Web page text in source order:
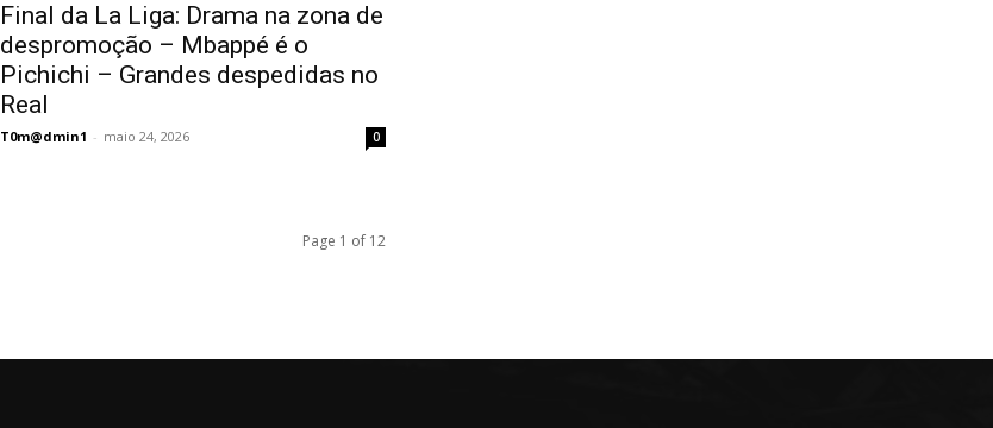
Final da La Liga: Drama na zona de
despromoção – Mbappé é o
Pichichi – Grandes despedidas no
Real
T0m@dmin1 - maio 24, 2026 0
Page 1 of 12